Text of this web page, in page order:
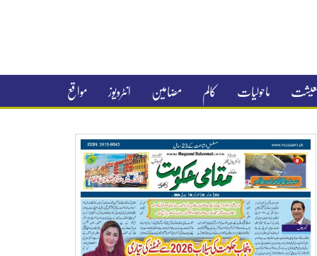
معیشت ماحولیات کالم مضامین انٹرویوز مواقع